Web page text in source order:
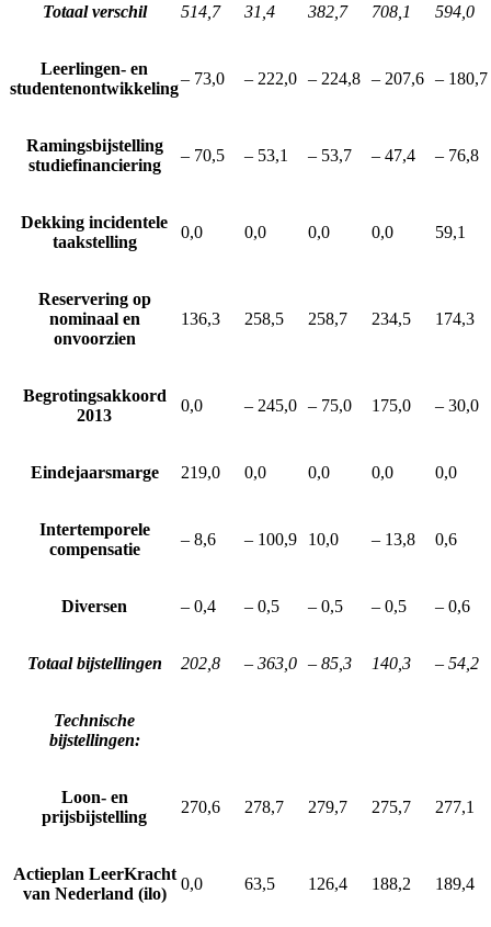
Totaal verschil 514,7 31,4 382,7 708,1 594,0
Leerlingen- en
studentenontwikkeling
– 73,0 – 222,0 – 224,8 – 207,6 – 180,7
Ramingsbijstelling
studiefinanciering
– 70,5 – 53,1 – 53,7 – 47,4 – 76,8
Dekking incidentele
taakstelling
0,0 0,0 0,0 0,0 59,1
Reservering op
nominaal en
onvoorzien
136,3 258,5 258,7 234,5 174,3
Begrotingsakkoord
2013
0,0 – 245,0 – 75,0 175,0 – 30,0
Eindejaarsmarge 219,0 0,0 0,0 0,0 0,0
Intertemporele
compensatie
– 8,6 – 100,9 10,0 – 13,8 0,6
Diversen – 0,4 – 0,5 – 0,5 – 0,5 – 0,6
Totaal bijstellingen 202,8 – 363,0 – 85,3 140,3 – 54,2
Technische
bijstellingen:
Loon- en
prijsbijstelling
270,6 278,7 279,7 275,7 277,1
Actieplan LeerKracht
van Nederland (ilo)
0,0 63,5 126,4 188,2 189,4